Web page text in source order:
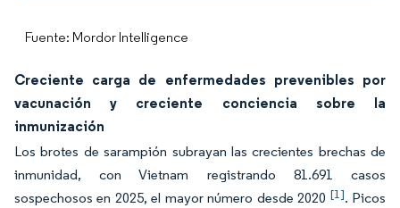
Fuente: Mordor Intelligence
Creciente carga de enfermedades prevenibles por
vacunación y creciente conciencia sobre la
inmunización
Los brotes de sarampión subrayan las crecientes brechas de
inmunidad, con Vietnam registrando 81.691 casos
sospechosos en 2025, el mayor número desde 2020 [1]. Picos